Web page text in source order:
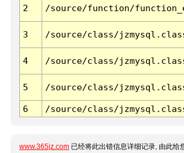
2 /source/function/
3 /source/class/
4 /source/class/
5 /source/class/
6 /source/class/
www.365jz.com 已经将此出错信息详细记录, 由此给